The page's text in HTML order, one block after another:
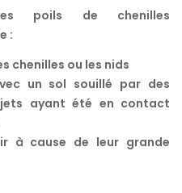
poils de chenilles
:
chenilles ou les nids
un sol souillé par des
ayant été en contact
à cause de leur grande